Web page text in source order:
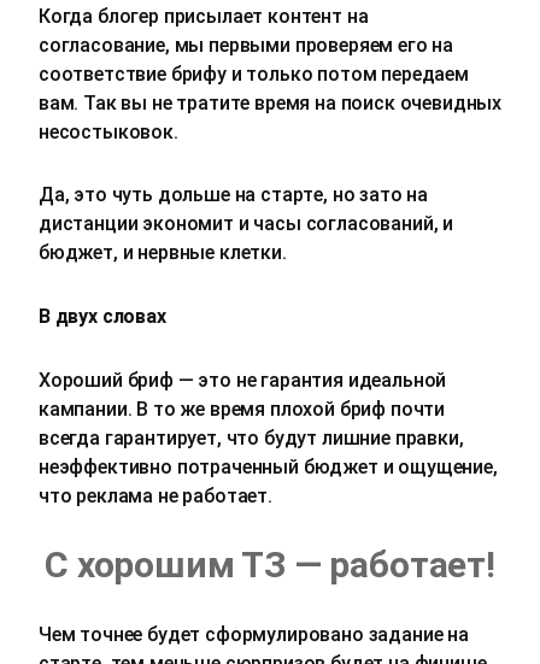
Когда блогер присылает контент на
согласование, мы первыми проверяем его на
соответствие брифу и только потом передаем
вам. Так вы не тратите время на поиск очевидных
несостыковок.
Да, это чуть дольше на старте, но зато на
дистанции экономит и часы согласований, и
бюджет, и нервные клетки.
В двух словах
Хороший бриф — это не гарантия идеальной
кампании. В то же время плохой бриф почти
всегда гарантирует, что будут лишние правки,
неэффективно потраченный бюджет и ощущение,
что реклама не работает.
С хорошим ТЗ — работает!
Чем точнее будет сформулировано задание на